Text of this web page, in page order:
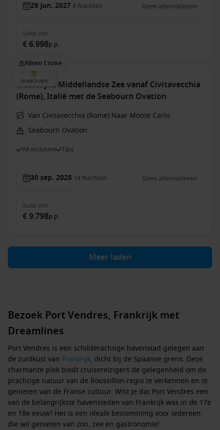
29 jun. 2027 8 Nachten Geen alternatieven
Suite van
€ 6.998p.p.
Alleen Cruise
Westelijke Middellandse Zee vanaf Civitavecchia
(Rome), Italië met de Seabourn Ovation
Van Civitavecchia (Rome) Naar Monte Carlo
Seabourn Ovation
All-inclusive Tips
30 sep. 2028 14 Nachten Geen alternatieven
Suite van
€ 9.798p.p.
Meer laden
Bezoek Port Vendres, Frankrijk met
Dreamlines
Port Vendres is een schilderachtige havenstad gelegen aan
de zuidkust van Frankrijk, dicht bij de Spaanse grens. Deze
charmante plek biedt cruisereizigers de gelegenheid om de
prachtige natuur van de Roussillon-regio te verkennen en te
genieten van de Franse cultuur. Wist je dat Port Vendres een
van de belangrijkste havensteden van Frankrijk was in de 17e
en 18e eeuw? Het is een ideale bestemming voor iedereen
die wil genieten van zon, zee en gastronomie!